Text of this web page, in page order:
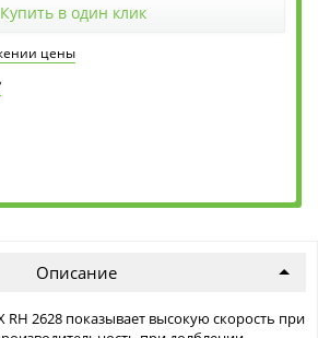
Купить в один клик
цены
Описание
RH 2628 показывает высокую скорость при